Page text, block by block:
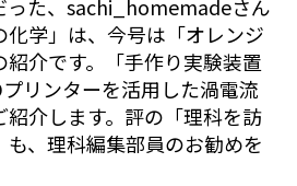
った、sachi_homemadeさん
学」は、今号は「オレンジ
介です。「手作り実験装置
リンターを活用した渦電流
介します。評の「理科を訪
、理科編集部員のお勧めを